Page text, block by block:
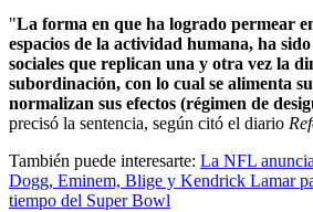
"La forma en que ha logrado permear
espacios de la actividad humana, ha
sociales que replican una y otra vez la
subordinación, con lo cual se alimenta
normalizan sus efectos (régimen de
precisó la sentencia, según citó el diario
También puede interesarte: La NFL
Dogg, Eminem, Blige y Kendrick Lamar
tiempo del Super Bowl